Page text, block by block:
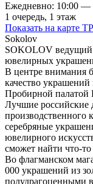
Ежедневно: 10:00 —
1 очередь, 1 этаж
Показать на карте
Sokolov
SOKOLOV ведущий
ювелирных
В центре внимания
качество
Пробирной палатой
Лучшие российские
производственного
серебряные
ювелирного
сможет найти что-то
Во флагманском
000 украшений из
полудрагоценными